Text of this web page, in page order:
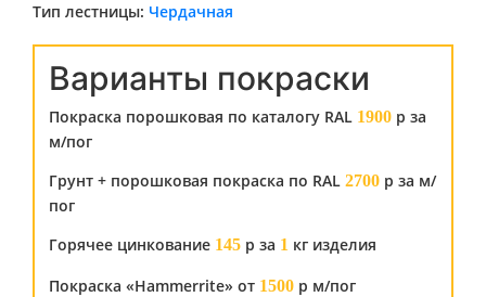
Тип лестницы: Чердачная
Варианты покраски
Покраска порошковая по каталогу RAL 1900 р за
м/пог
Грунт + порошковая покраска по RAL 2700 р за м/
пог
Горячее цинкование 145 р за 1 кг изделия
Покраска «Hammerrite» от 1500 р м/пог